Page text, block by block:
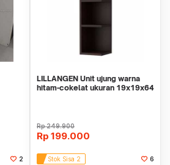
2
LILLANGEN Unit ujung warna
hitam-cokelat ukuran 19x19x64
Rp249.900
Rp 199.000
Stok Sisa 2 6